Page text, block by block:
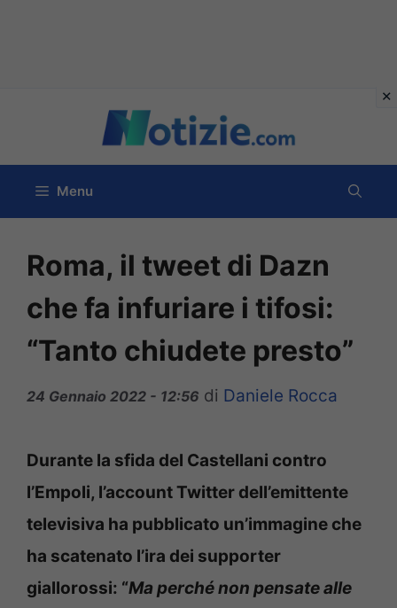
contenuto
Menu
Roma, il tweet di Dazn
che fa infuriare i tifosi:
“Tanto chiudete presto”
24 Gennaio 2022 - 12:56 di Daniele Rocca
Durante la sfida del Castellani contro
l’Empoli, l’account Twitter dell’emittente
televisiva ha pubblicato un’immagine che
ha scatenato l’ira dei supporter
giallorossi: “Ma perché non pensate alle